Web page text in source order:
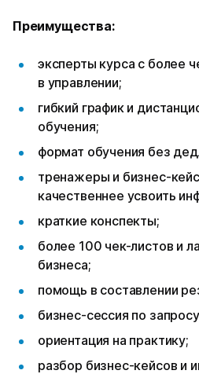
Преимущества:
эксперты курса с более
в управлении;
гибкий график и
обучения;
формат обучения без
тренажеры и бизнес-
качественнее усвоить
краткие конспекты;
более 100 чек-листов и
бизнеса;
помощь в составлении
бизнес-сессия по
ориентация на практику;
разбор бизнес-кейсов и